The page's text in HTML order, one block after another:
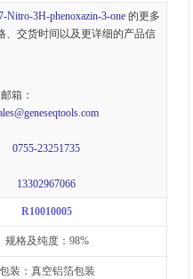
Nitro-3H-phenoxazin-3-one 的更多
、交货时间以及更详细的产品信
箱：
0755-23251735
13302967066
R10010005
规格及纯度：98%
包装：真空铝箔包装